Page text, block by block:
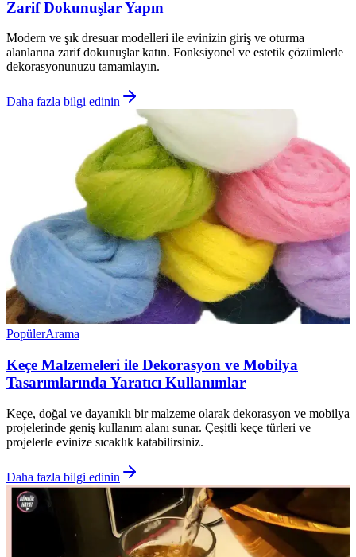
Zarif Dokunuşlar Yapın
Modern ve şık dresuar modelleri ile evinizin giriş ve oturma
alanlarına zarif dokunuşlar katın. Fonksiyonel ve estetik çözümlerle
dekorasyonunuzu tamamlayın.
Daha fazla bilgi edinin
PopülerArama
Keçe Malzemeleri ile Dekorasyon ve Mobilya
Tasarımlarında Yaratıcı Kullanımlar
Keçe, doğal ve dayanıklı bir malzeme olarak dekorasyon ve mobilya
projelerinde geniş kullanım alanı sunar. Çeşitli keçe türleri ve
projelerle evinize sıcaklık katabilirsiniz.
Daha fazla bilgi edinin